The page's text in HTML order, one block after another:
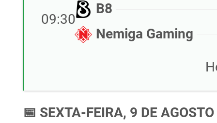
09:30
B8
Nemiga Gaming
📅 SEXTA-FEIRA, 9 DE